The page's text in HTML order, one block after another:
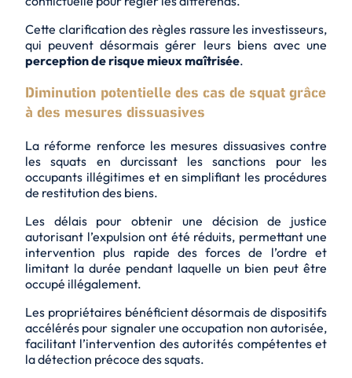
Cette clarification des règles rassure les investisseurs,
qui peuvent désormais gérer leurs biens avec une
perception de risque mieux maîtrisée.
Diminution potentielle des cas de squat grâce
à des mesures dissuasives
La réforme renforce les mesures dissuasives contre
les squats en durcissant les sanctions pour les
occupants illégitimes et en simplifiant les procédures
de restitution des biens.
Les délais pour obtenir une décision de justice
autorisant l’expulsion ont été réduits, permettant une
intervention plus rapide des forces de l’ordre et
limitant la durée pendant laquelle un bien peut être
occupé illégalement.
Les propriétaires bénéficient désormais de dispositifs
accélérés pour signaler une occupation non autorisée,
facilitant l’intervention des autorités compétentes et
ladétection précoce des squats.